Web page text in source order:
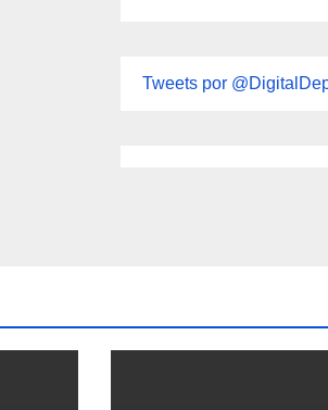
Tweets por